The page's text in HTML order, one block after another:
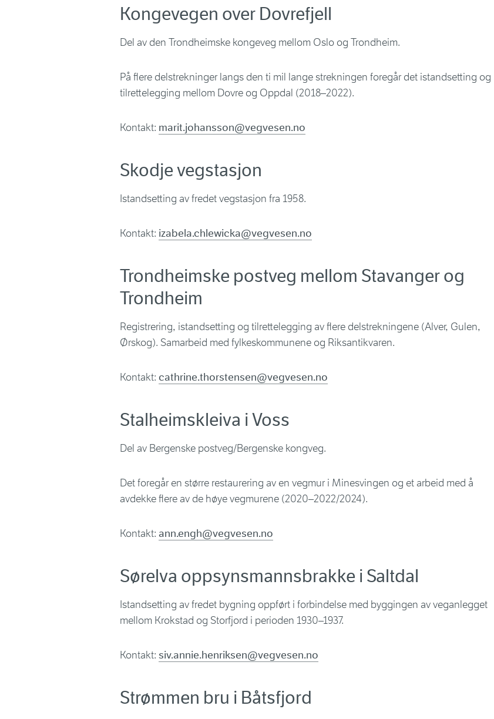
Kongevegen over Dovrefjell
Del av den Trondheimske kongeveg mellom Oslo og Trondheim.
På flere delstrekninger langs den ti mil lange strekningen foregår det istandsetting og
tilrettelegging mellom Dovre og Oppdal (2018–2022).
Kontakt: marit.johansson@vegvesen.no
Skodje vegstasjon
Istandsetting av fredet vegstasjon fra 1958.
Kontakt: izabela.chlewicka@vegvesen.no
Trondheimske postveg mellom Stavanger og
Trondheim
Registrering, istandsetting og tilrettelegging av flere delstrekningene (Alver, Gulen,
Ørskog). Samarbeid med fylkeskommunene og Riksantikvaren.
Kontakt: cathrine.thorstensen@vegvesen.no
Stalheimskleiva i Voss
Del av Bergenske postveg/Bergenske kongveg.
Det foregår en større restaurering av en vegmur i Minesvingen og et arbeid med å
avdekke flere av de høye vegmurene (2020–2022/2024).
Kontakt: ann.engh@vegvesen.no
Sørelva oppsynsmannsbrakke i Saltdal
Istandsetting av fredet bygning oppført i forbindelse med byggingen av veganlegget
mellom Krokstad og Storfjord i perioden 1930–1937.
Kontakt: siv.annie.henriksen@vegvesen.no
Strømmen bru i Båtsfjord